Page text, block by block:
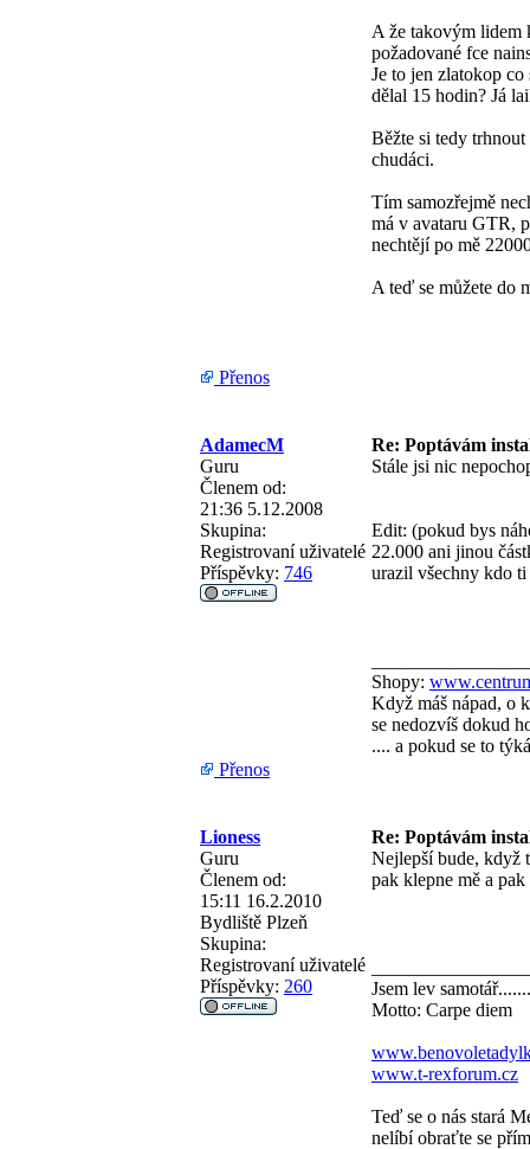
A že takovým lidem
požadované fce
Je to jen zlatokop
dělal 15 hodin? Já
Běžte si tedy
chudáci.
Tím samozřejmě
má v avataru GTR,
nechtějí po mě
A teď se můžete do
Přenos
AdamecM
Re: Poptávám
Guru
Členem od:
21:36 5.12.2008
Skupina:
Registrovaní uživatelé
Příspěvky: 746
Stále jsi nic
Edit: (pokud bys
22.000 ani jinou
urazil všechny kdo
Shopy:
Když máš nápad, o
se nedozvíš dokud
.... a pokud se to
Přenos
Lioness
Re: Poptávám
Guru
Členem od:
15:11 16.2.2010
Bydliště Plzeň
Skupina:
Registrovaní uživatelé
Příspěvky: 260
Nejlepší bude, když
pak klepne mě a
Jsem lev
Motto: Carpe diem
www.t-rexforum.cz
Teď se o nás stará
nelíbí obraťte se